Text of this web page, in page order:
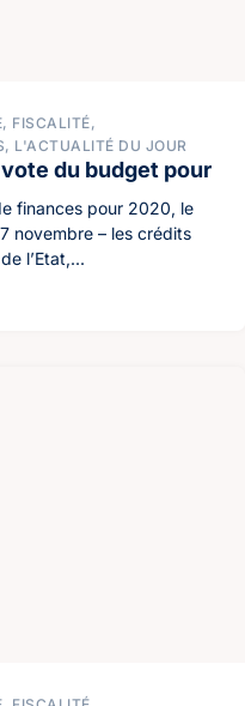
, FISCALITÉ,
, L'ACTUALITÉ DU JOUR
du budget pour
finances pour 2020, le
novembre – les crédits
l’Etat,...